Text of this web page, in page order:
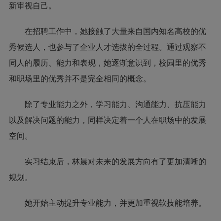
新审视自己。
在招聘工作中，她接触了大量来自国内知名高校的优
秀候选人，也参与了企业人才选拔的全过程。通过观察不
同人的履历、能力和表现，她逐渐意识到，校园里的优秀
和职场里的优秀并不是完全相同的概念。
除了专业能力之外，学习能力、沟通能力、抗压能力
以及解决问题的能力，同样决定着一个人在职场中的发展
空间。
实习结束后，林晨对未来的发展方向有了更加清晰的
规划。
她开始主动提升专业能力，并更加重视软技能培养。